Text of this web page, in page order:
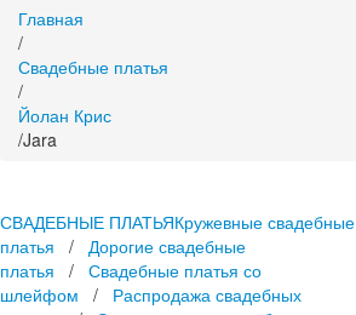
Главная
/
Свадебные платья
/
Йолан Крис
/Jara
СВАДЕБНЫЕ ПЛАТЬЯКружевные свадебные
платья / Дорогие свадебные
платья / Свадебные платья со
шлейфом / Распродажа свадебных